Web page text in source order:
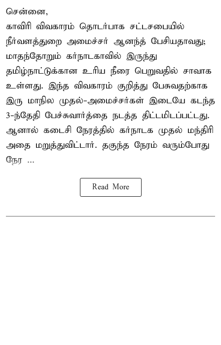
சென்னை,
காவிரி விவகாரம் தொடர்பாக சட்டசபையில்
நீர்வளத்துறை அமைச்சர் ஆனந்த் பேசியதாவது;
மாதந்தோறும் கர்நாடகாவில் இருந்து
தமிழ்நாட்டுக்கான உரிய நீரை பெறுவதில் சாவாக
உள்ளது. இந்த விவகாரம் குறித்து பேசுவதற்காக
இரு மாநில முதல்-அமைச்சர்கள் இடையே கடந்த
3-ந்தேதி பேச்சுவார்த்தை நடத்த திட்டமிடப்பட்டது.
ஆனால் கடைசி நேரத்தில் கர்நாடக முதல் மந்திரி
அதை மறுத்துவிட்டார். தகுந்த நேரம் வரும்போது
நேர ...
Read More